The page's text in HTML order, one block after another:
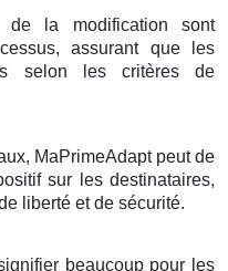
de la modification sont
assurant que les
selon les critères de
MaPrimeAdapt peut de
sur les destinataires,
liberté et de sécurité.
beaucoup pour les